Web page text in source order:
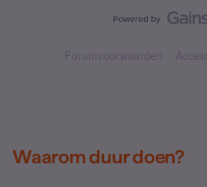
Forumvoorwaarden
Waarom duur doen?